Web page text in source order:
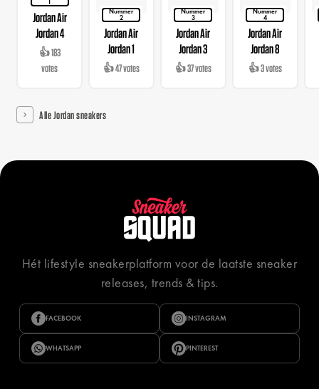
1
Jordan Air
Jordan 4
👍 183
votes
Nummer
2
Jordan Air
Jordan 1
👍 47 votes
Nummer
3
Jordan Air
Jordan 3
👍 37 votes
Nummer
4
Jordan Air
Jordan 8
👍 3 votes
Alle Jordan sneakers
Hét lifestyle sneakerplatform voor de laatste sneaker
releases, trends & tips.
FACEBOOK INSTAGRAM
WHATSAPP PINTEREST